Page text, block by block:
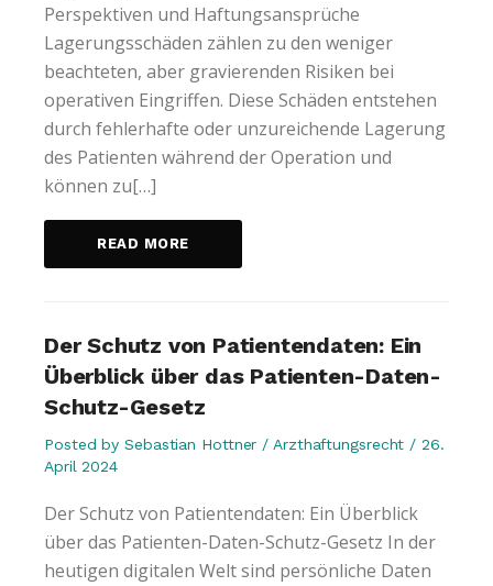
Perspektiven und Haftungsansprüche
Lagerungsschäden zählen zu den weniger
beachteten, aber gravierenden Risiken bei
operativen Eingriffen. Diese Schäden entstehen
durch fehlerhafte oder unzureichende Lagerung
des Patienten während der Operation und
können zu[…]
READ MORE
Der Schutz von Patientendaten: Ein
Überblick über das Patienten-Daten-
Schutz-Gesetz
Posted bySebastian Hottner Arzthaftungsrecht
26.
April 2024
Der Schutz von Patientendaten: Ein Überblick
über das Patienten-Daten-Schutz-Gesetz In der
heutigen digitalen Welt sind persönliche Daten